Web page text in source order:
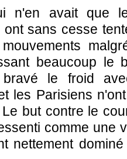
n'en avait que
ont sans cesse
beaucoup le
bravé le froid
les Parisiens
but contre le
comme une
nettement